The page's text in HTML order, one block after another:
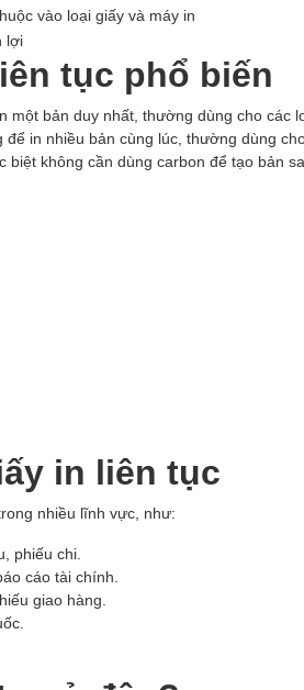
vào loại giấy và máy in
lợi
tục phổ biến
một bản duy nhất, thường dùng cho các
để in nhiều bản cùng lúc, thường dùng
biệt không cần dùng carbon để tạo bản
in liên tục
nhiều lĩnh vực, như:
phiếu chi.
cáo tài chính.
giao hàng.